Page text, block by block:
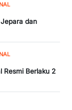
dan
Resmi Berlaku 2